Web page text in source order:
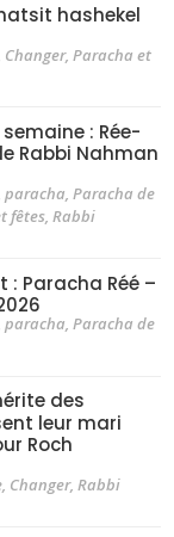
hashekel
Changer, Paracha et
: Rée-
Rabbi Nahman
paracha, Paracha de
fêtes, Rabbi
: Paracha Réé –
paracha, Paracha de
des
leur mari
Roch
, Changer, Rabbi